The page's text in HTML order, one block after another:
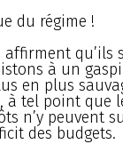
du régime !
qu’ils
à un
en plus
, à tel point que
n’y peuvent
des budgets.